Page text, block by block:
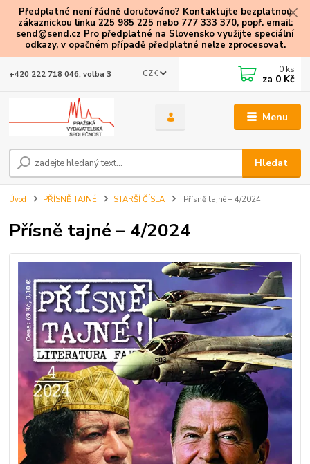
Předplatné není řádně doručováno? Kontaktujte bezplatnou
zákaznickou linku 225 985 225 nebo 777 333 370, popř. email:
send@send.cz Pro předplatné na Slovensko využijte speciální
odkazy, v opačném případě předplatné nelze zprocesovat.
Menu
CZK
Hledat
+420 222 718 046, volba 3 0 ks
za 0 Kč
Úvod PŘÍSNĚ TAJNÉ STARŠÍ ČÍSLA Přísně tajné – 4/2024
Přísně tajné – 4/2024